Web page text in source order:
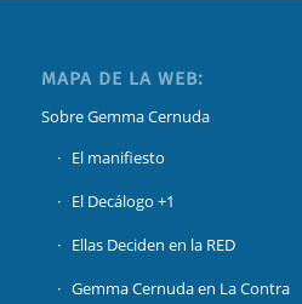
MAPA DE LA WEB:
Sobre Gemma Cernuda
El manifiesto
El Decálogo +1
Ellas Deciden en la RED
Gemma Cernuda en La Contra